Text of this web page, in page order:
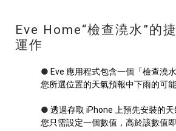
Eve Home“檢查澆水”的
運作
● Eve 應用程式包含一個「檢查澆
您所選位置的天氣預報中下雨的可能
● 透過存取 iPhone 上預先安裝的天
您只需設定一個數值，高於該數值即